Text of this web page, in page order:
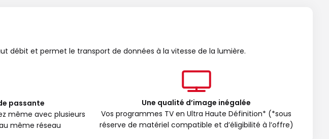
débit et permet le transport de données à la vitesse de la lumière.
passante
même avec plusieurs
même réseau
Une qualité d’image inégalée
Vos programmes TV en Ultra Haute Définition* (*sous
réserve de matériel compatible et d’éligibilité à l’offre)